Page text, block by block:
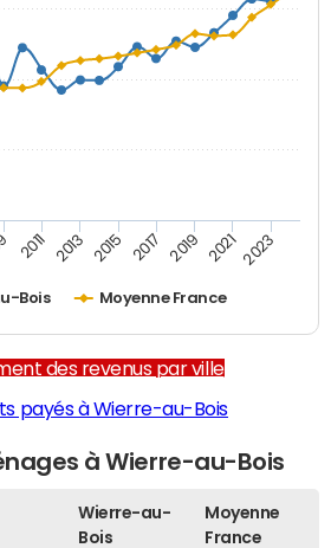
Bois Moyenne France
2011 2013 2015 2017 2019 2021 2023
des revenus par ville
payés à Wierre-au-Bois
à Wierre-au-Bois
Wierre-au-
Bois
Moyenne
France